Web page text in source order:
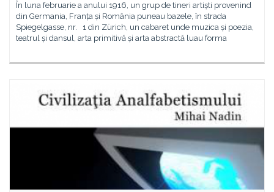
În luna februarie a anului 1916, un grup de tineri artiști provenind
din Germania, Franța și România puneau bazele, în strada
Spiegelgasse, nr. 1 din Zürich, un cabaret unde muzica și poezia,
teatrul și dansul, arta primitivă și arta abstractă luau forma